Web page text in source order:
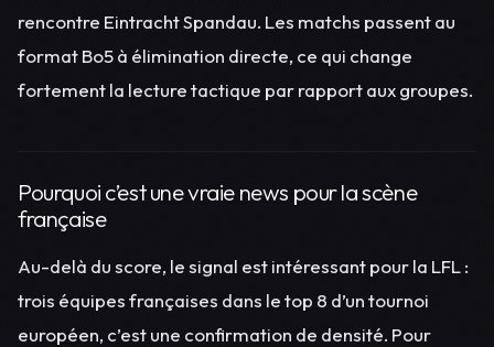
rencontre Eintracht Spandau. Les matchs passent au
format Bo5 à élimination directe, ce qui change
fortement la lecture tactique par rapport aux groupes.
Pourquoi c’est une vraie news pour la scène
française
Au-delà du score, le signal est intéressant pour la LFL :
trois équipes françaises dans le top 8 d’un tournoi
européen, c’est une confirmation de densité. Pour